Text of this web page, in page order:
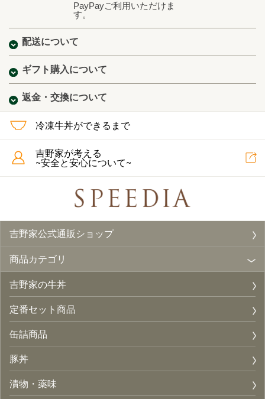
PayPayご利用いただけま
す。
配送について
ギフト購入について
返金・交換について
冷凍牛丼ができるまで
吉野家が考える
~安全と安心について~
吉野家公式通販ショップ
商品カテゴリ
吉野家の牛丼
定番セット商品
缶詰商品
豚丼
漬物・薬味